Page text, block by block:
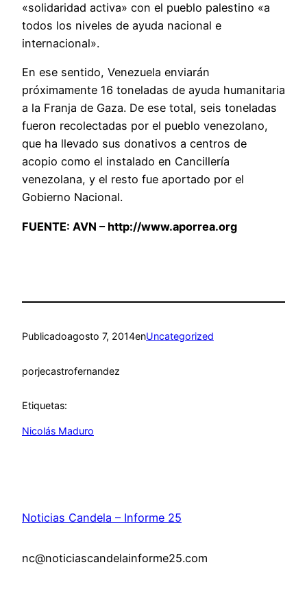
«solidaridad activa» con el pueblo palestino «a
todos los niveles de ayuda nacional e
internacional».
En ese sentido, Venezuela enviarán
próximamente 16 toneladas de ayuda humanitaria
a la Franja de Gaza. De ese total, seis toneladas
fueron recolectadas por el pueblo venezolano,
que ha llevado sus donativos a centros de
acopio como el instalado en Cancillería
venezolana, y el resto fue aportado por el
Gobierno Nacional.
FUENTE: AVN – http://www.aporrea.org
Publicadoagosto 7, 2014enUncategorized
porjecastrofernandez
Etiquetas:
Nicolás Maduro
Noticias Candela – Informe 25
nc@noticiascandelainforme25.com